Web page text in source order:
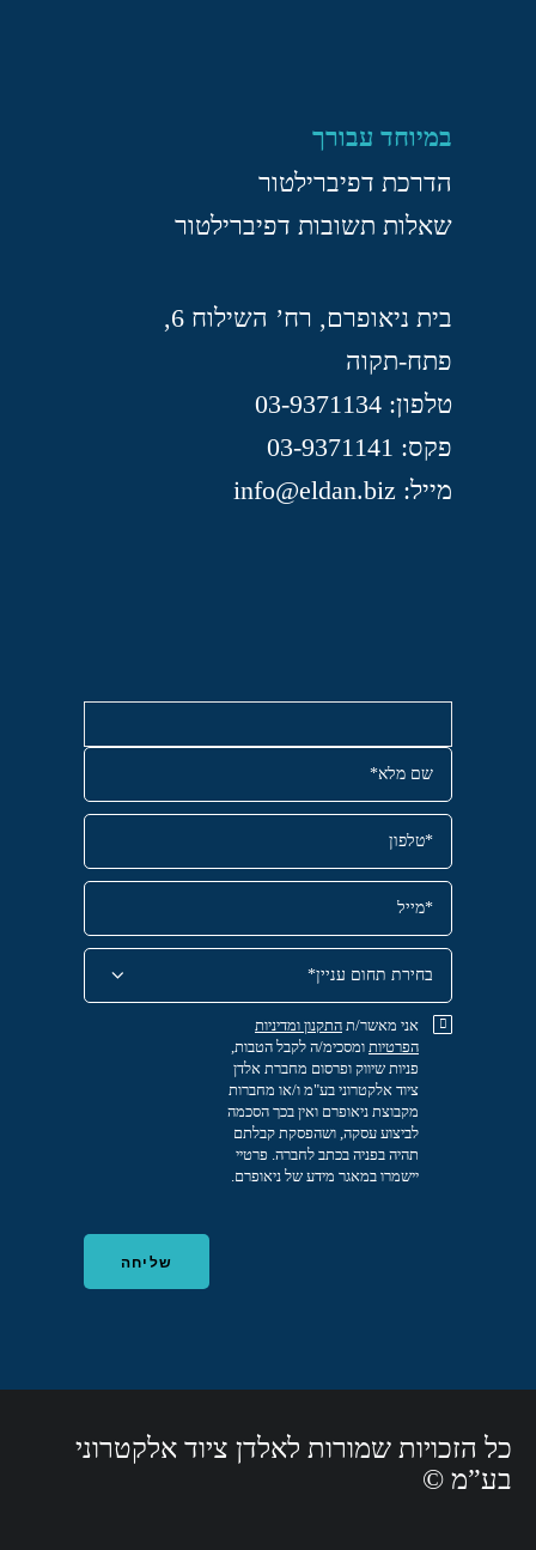
במיוחד עבורך
הדרכת דפיברילטור
שאלות תשובות דפיברילטור
בית ניאופרם, רח’ השילוח 6,
פתח-תקוה
טלפון: 03-9371134
פקס: 03-9371141
מייל: info@eldan.biz
אני מאשר/ת התקנון ומדיניות
הפרטיות ומסכימ/ה לקבל הטבות,
פניות שיווק ופרסום מחברת אלדן
ציוד אלקטרוני בע"מ ו/או מחברות
מקבוצת ניאופרם ואין בכך הסכמה
לביצוע עסקה, ושהפסקת קבלתם
תהיה בפניה בכתב לחברה. פרטיי
יישמרו במאגר מידע של ניאופרם.
כל הזכויות שמורות לאלדן ציוד אלקטרוני
בע”מ ©